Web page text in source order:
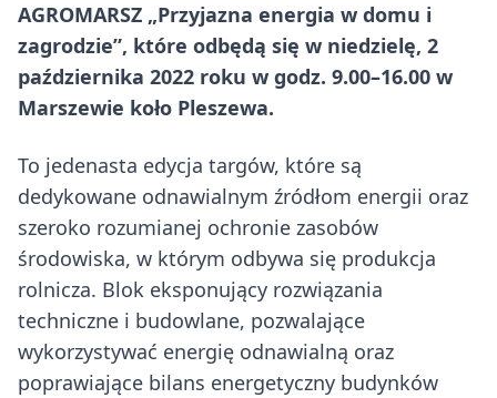
AGROMARSZ „Przyjazna energia w domu i
zagrodzie”, które odbędą się w niedzielę, 2
października 2022 roku w godz. 9.00–16.00 w
Marszewie koło Pleszewa.
To jedenasta edycja targów, które są
dedykowane odnawialnym źródłom energii oraz
szeroko rozumianej ochronie zasobów
środowiska, w którym odbywa się produkcja
rolnicza. Blok eksponujący rozwiązania
techniczne i budowlane, pozwalające
wykorzystywać energię odnawialną oraz
poprawiające bilans energetyczny budynków